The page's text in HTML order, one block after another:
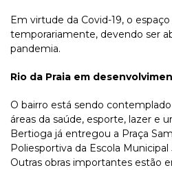
Em virtude da Covid-19, o
temporariamente, devendo ser
pandemia.
Rio da Praia em
O bairro está sendo
áreas da saúde, esporte, lazer e
Bertioga já entregou a Praça
Poliesportiva da Escola Municipal
Outras obras importantes estão